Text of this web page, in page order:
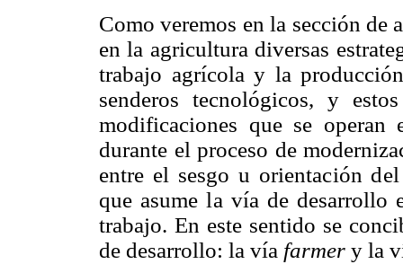
Como veremos en la sección de
en la agricultura diversas
trabajo agrícola y la
senderos tecnológicos, y
modificaciones que se
durante el proceso de
entre el sesgo u orientación
que asume la vía de desarrollo
trabajo. En este sentido se
de desarrollo: la vía farmer y la